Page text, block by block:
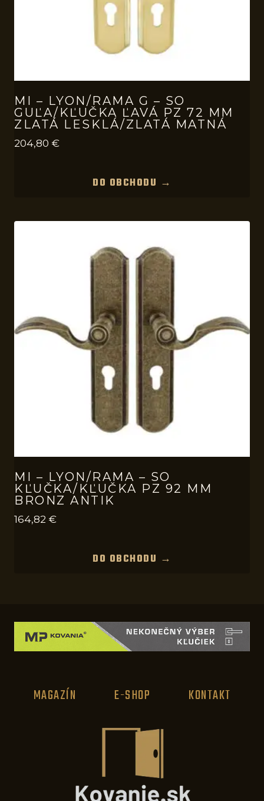
MI – LYON/RAMA G – SO
GUĽA/KĽUČKA ĽAVÁ PZ 72 MM
ZLATÁ LESKLÁ/ZLATÁ MATNÁ
204,80 €
DO OBCHODU →
MI – LYON/RAMA – SO
KĽUČKA/KĽUČKA PZ 92 MM
BRONZ ANTIK
164,82 €
DO OBCHODU →
MAGAZÍN E-SHOP KONTAKT